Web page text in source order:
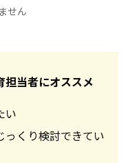
せん
担当者にオススメ
い
っくり検討できてい